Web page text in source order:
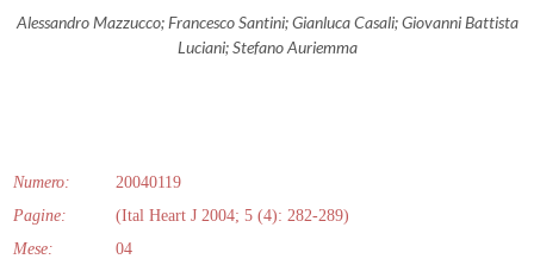
Alessandro Mazzucco; Francesco Santini; Gianluca Casali; Giovanni Battista
Luciani; Stefano Auriemma
Numero:
20040119
Pagine:
(Ital Heart J 2004; 5 (4): 282-289)
Mese:
04